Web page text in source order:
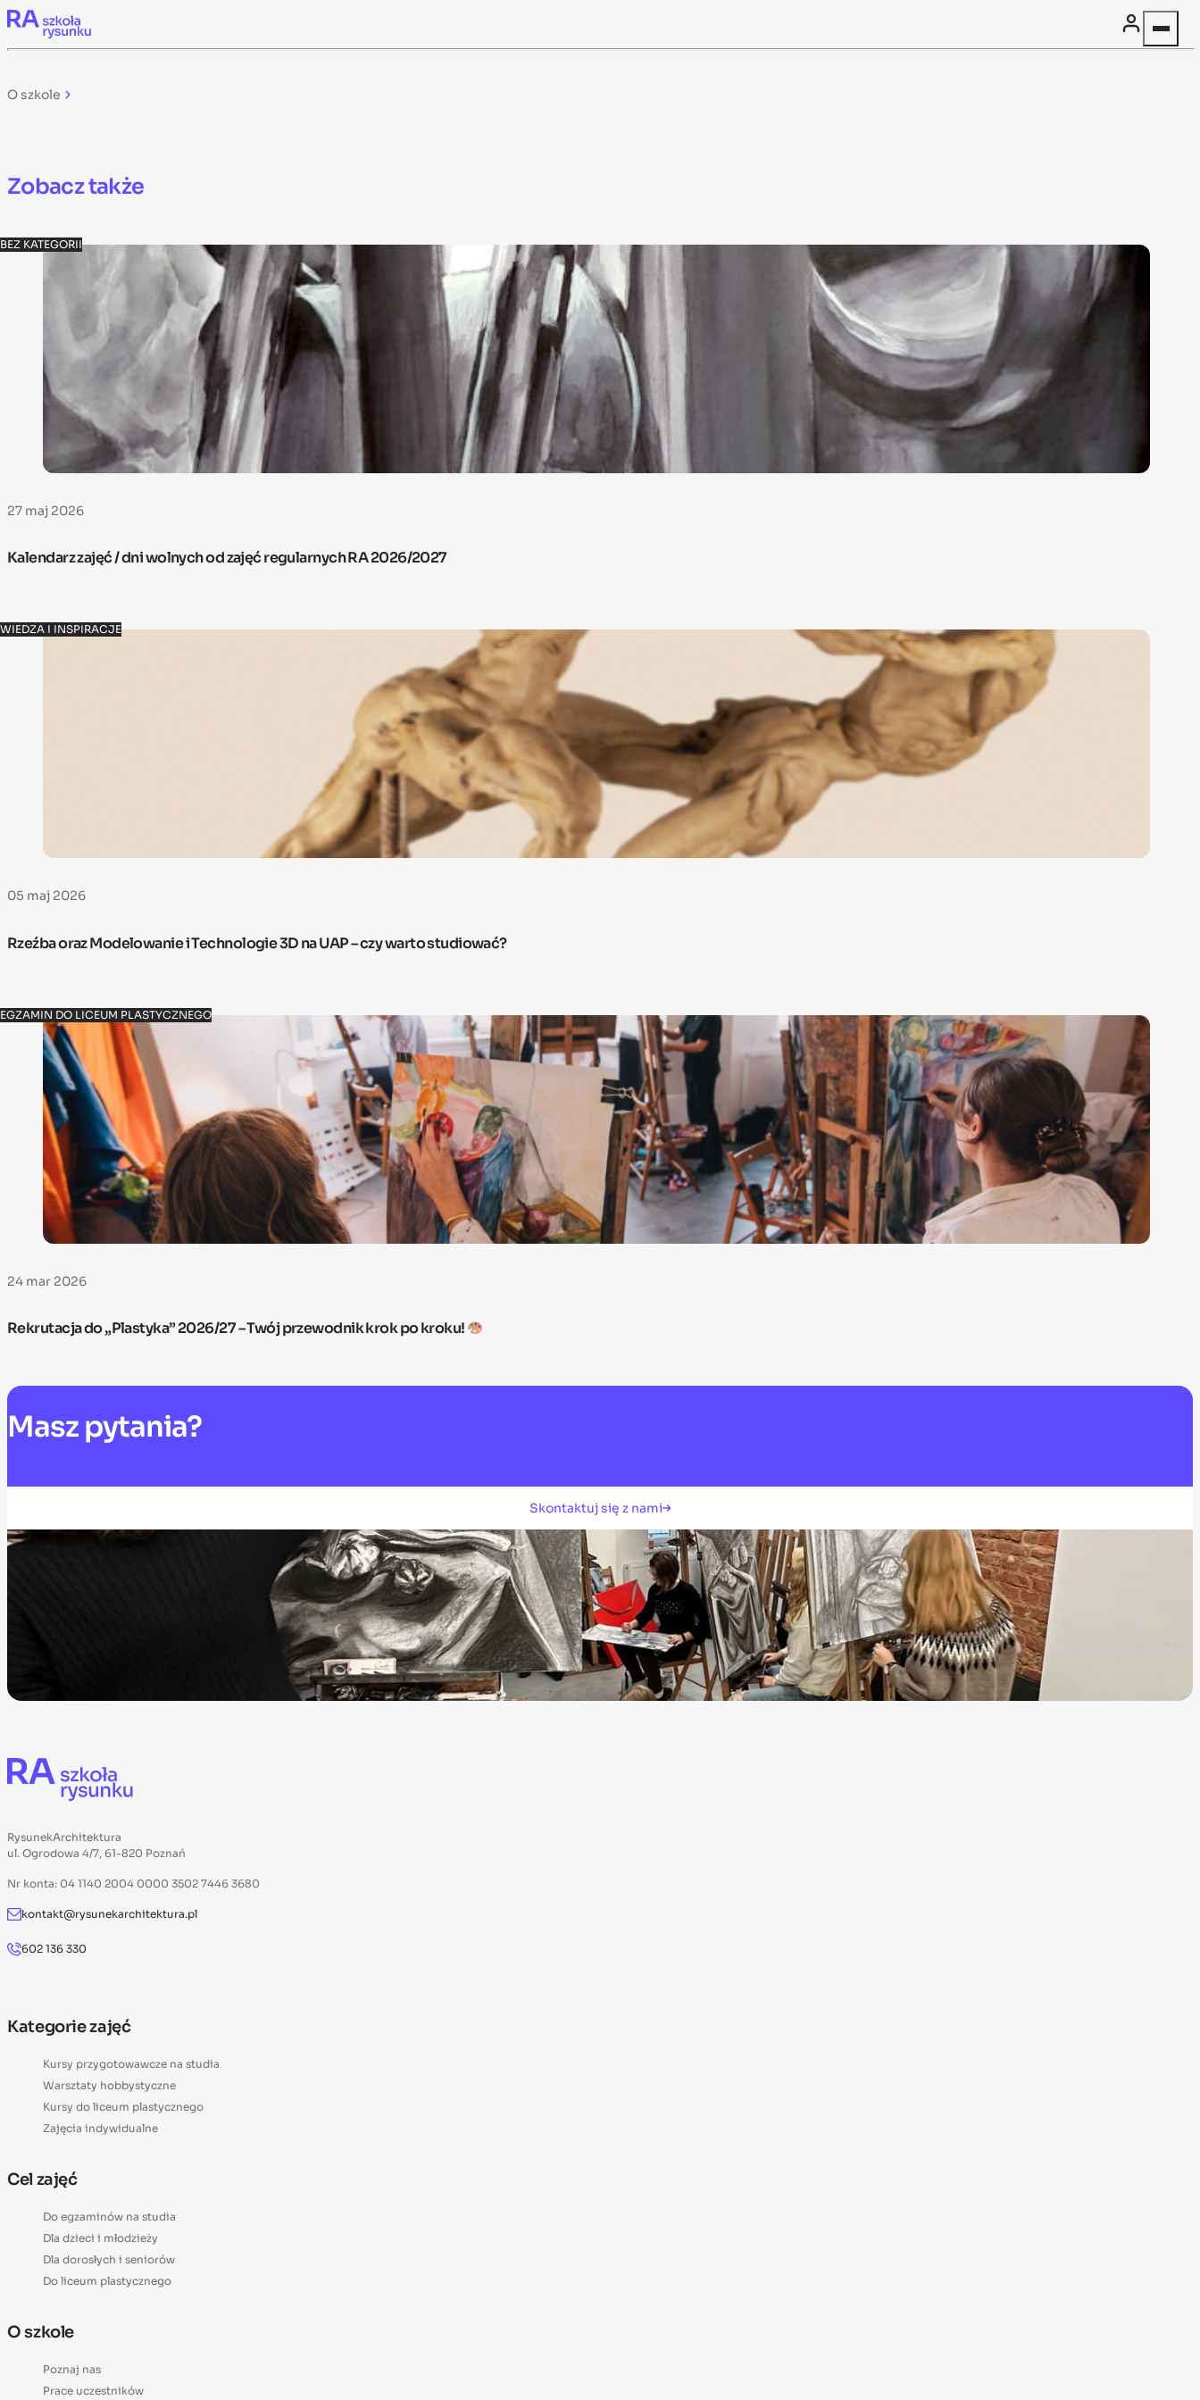
Skip to content
O szkole
Zobacz także
BEZ KATEGORII
27 maj 2026
Kalendarz zajęć / dni wolnych od zajęć regularnych RA 2026/2027
WIEDZA I INSPIRACJE
05 maj 2026
Rzeźba oraz Modelowanie i Technologie 3D na UAP – czy warto studiować?
EGZAMIN DO LICEUM PLASTYCZNEGO
24 mar 2026
Rekrutacja do „Plastyka” 2026/27 – Twój przewodnik krok po kroku!
Masz pytania?
Skontaktuj się z nami
RysunekArchitektura
ul. Ogrodowa 4/7, 61-820 Poznań
Nr konta: 04 1140 2004 0000 3502 7446 3680
kontakt@rysunekarchitektura.pl
602 136 330
Kategorie zajęć
Kursy przygotowawcze na studia
Warsztaty hobbystyczne
Kursy do liceum plastycznego
Zajęcia indywidualne
Cel zajęć
Do egzaminów na studia
Dla dzieci i młodzieży
Dla dorosłych i seniorów
Do liceum plastycznego
O szkole
Poznaj nas
Prace uczestników